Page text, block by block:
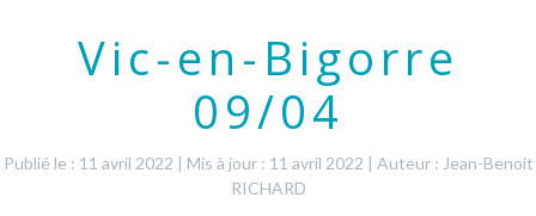
Vic-en-Bigorre
09/04
Publié le : 11 avril 2022 | Mis à jour : 11 avril 2022 | Auteur : Jean-Benoit
RICHARD